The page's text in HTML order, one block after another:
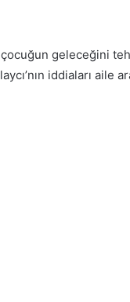
geleceğini
iddiaları